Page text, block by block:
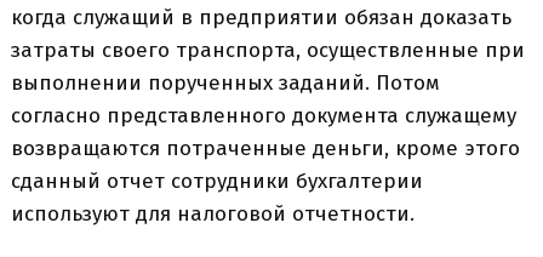
когда служащий в предприятии обязан доказать
затраты своего транспорта, осуществленные при
выполнении порученных заданий. Потом
согласно представленного документа служащему
возвращаются потраченные деньги, кроме этого
сданный отчет сотрудники бухгалтерии
используют для налоговой отчетности.